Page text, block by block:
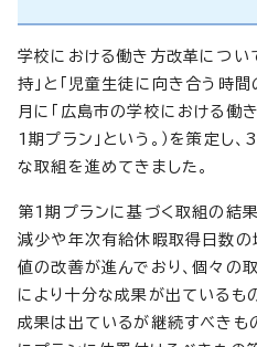
学校における働き方改革につい
持」と「児童生徒に向き合う時
月に「広島市の学校における働
1期プラン」という。）を策定し
な取組を進めてきました。
第1期プランに基づく取組の結
減少や年次有給休暇取得日数
値の改善が進んでおり、個々の
により十分な成果が出ているも
成果は出ているが継続すべきも